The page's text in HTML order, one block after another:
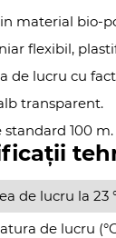
material bio-
flexibil,
de lucru cu
transparent.
100
de lucru la 23
de lucru